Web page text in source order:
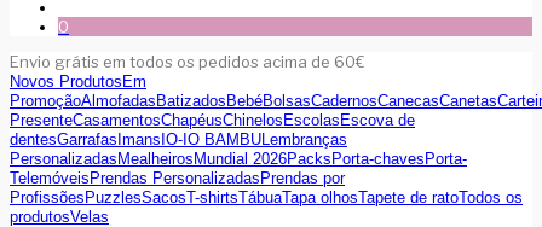
0
Envio grátis em todos os pedidos acima de 60€
Novos ProdutosEm
PromoçãoAlmofadasBatizadosBebéBolsasCadernosCanecasCanetas
PresenteCasamentosChapéusChinelosEscolasEscova de
dentesGarrafasImansIO-IO BAMBULembranças
PersonalizadasMealheirosMundial 2026PacksPorta-chavesPorta-
TelemóveisPrendas PersonalizadasPrendas por
ProfissõesPuzzlesSacosT-shirtsTábuaTapa olhosTapete de ratoTodos os
produtosVelas